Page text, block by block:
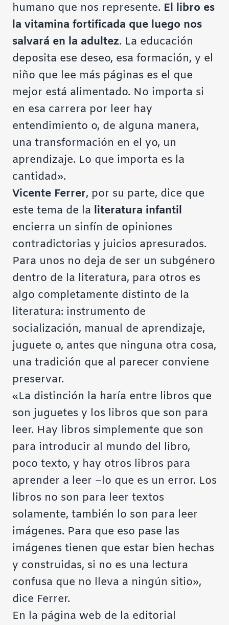
humano que nos represente. El libro es
la vitamina fortificada que luego nos
salvará en la adultez. La educación
deposita ese deseo, esa formación, y el
niño que lee más páginas es el que
mejor está alimentado. No importa si
en esa carrera por leer hay
entendimiento o, de alguna manera,
una transformación en el yo, un
aprendizaje. Lo que importa es la
cantidad».
Vicente Ferrer, por su parte, dice que
este tema de la literatura infantil
encierra un sinfín de opiniones
contradictorias y juicios apresurados.
Para unos no deja de ser un subgénero
dentro de la literatura, para otros es
algo completamente distinto de la
literatura: instrumento de
socialización, manual de aprendizaje,
juguete o, antes que ninguna otra cosa,
una tradición que al parecer conviene
preservar.
«La distinción la haría entre libros que
son juguetes y los libros que son para
leer. Hay libros simplemente que son
para introducir al mundo del libro,
poco texto, y hay otros libros para
aprender a leer –lo que es un error. Los
libros no son para leer textos
solamente, también lo son para leer
imágenes. Para que eso pase las
imágenes tienen que estar bien hechas
y construidas, si no es una lectura
confusa que no lleva a ningún sitio»,
dice Ferrer.
En la página web de la editorial